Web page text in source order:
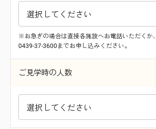
※お急ぎの場合は直接各施設へお電話いただくか、
0439-37-3600までお申し込みください。
ご見学時の人数